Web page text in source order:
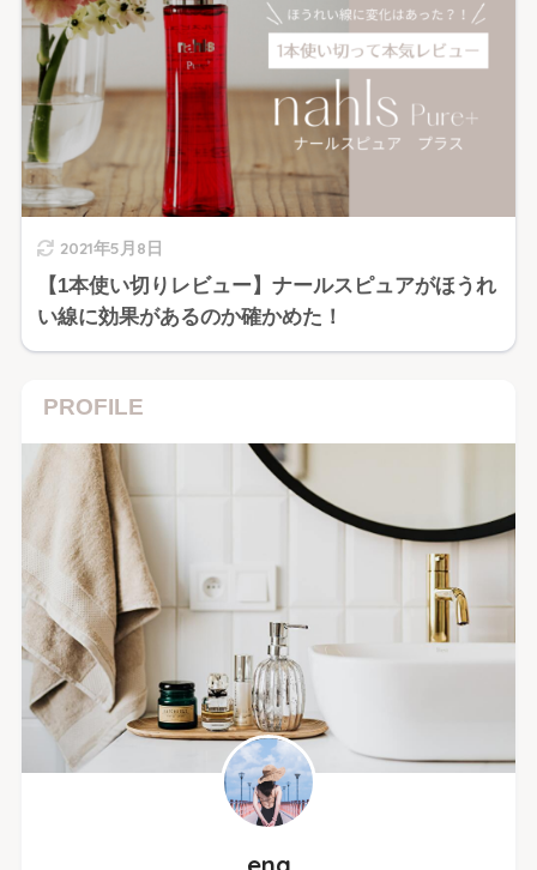
2021年5月8日
【1本使い切りレビュー】ナールスピュアがほうれ
い線に効果があるのか確かめた！
PROFILE